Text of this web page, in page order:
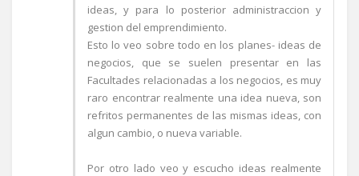
ideas, y para lo posterior administraccion y
gestion del emprendimiento.
Esto lo veo sobre todo en los planes- ideas de
negocios, que se suelen presentar en las
Facultades relacionadas a los negocios, es muy
raro encontrar realmente una idea nueva, son
refritos permanentes de las mismas ideas, con
algun cambio, o nueva variable.
Por otro lado veo y escucho ideas realmente